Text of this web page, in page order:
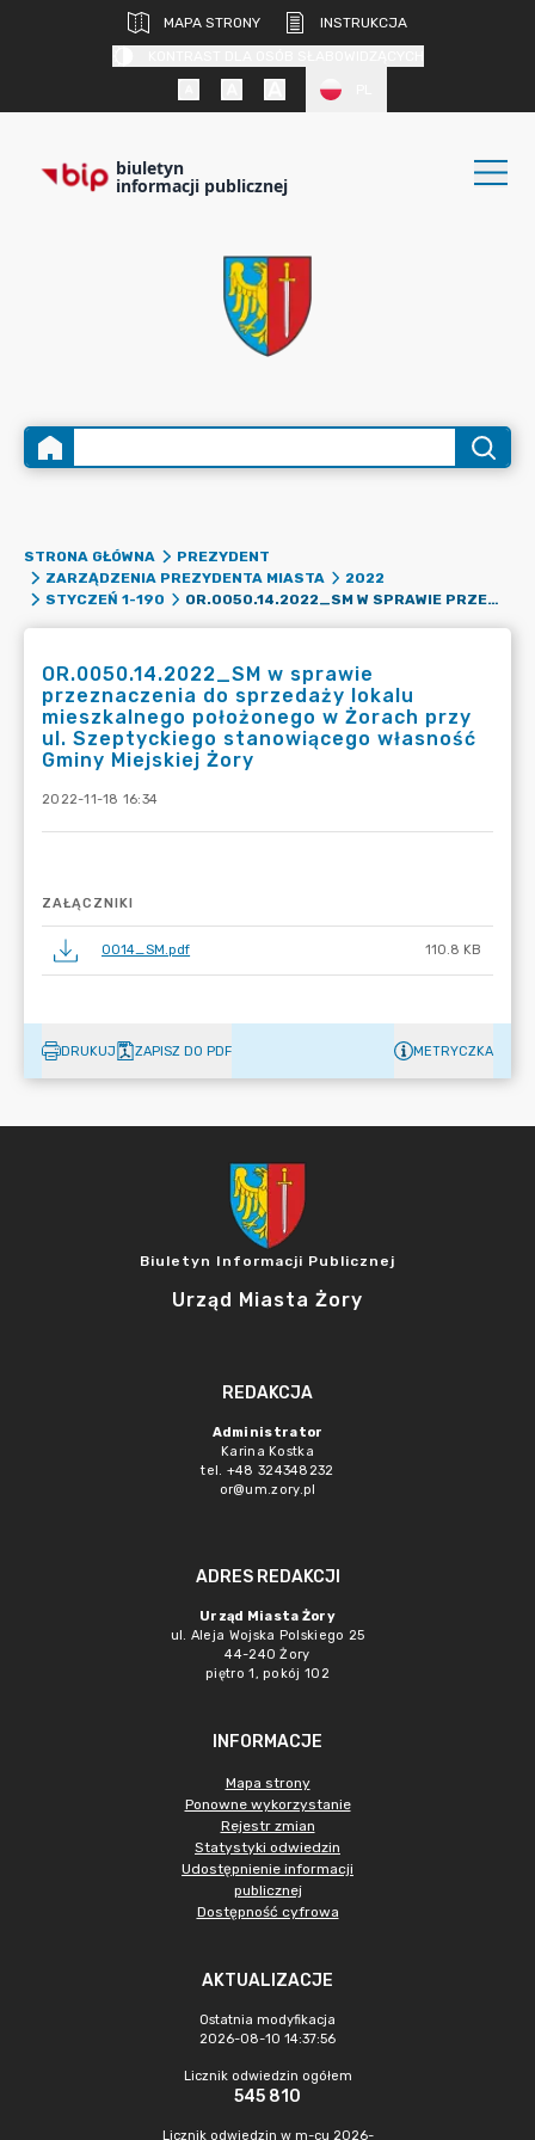
MAPA STRONY
INSTRUKCJA
biuletyn
informacji publicznej
STRONA GŁÓWNA
PREZYDENT
ZARZĄDZENIA PREZYDENTA MIASTA
2022
STYCZEŃ 1-190
OR.0050.14.2022_SM W SPRAWIE PRZEZNACZENIA DO SPRZEDAŻY LOKALU MIESZKALNEGO POŁOŻONEGO W ŻORACH PRZY UL. SZEPTYCKIEGO STANOWIĄCEGO WŁASNOŚĆ GMINY MIEJSKIEJ ŻORY
OR.0050.14.2022_SM w sprawie
przeznaczenia do sprzedaży lokalu
mieszkalnego położonego w Żorach przy
ul. Szeptyckiego stanowiącego własność
Gminy Miejskiej Żory
2022-11-18 16:34
ZAŁĄCZNIKI
0014_SM.pdf 110.8 KB
DRUKUJ ZAPISZ DO PDF METRYCZKA
Biuletyn Informacji Publicznej
Urząd Miasta Żory
REDAKCJA
Administrator
Karina Kostka
tel. +48 324348232
or@um.zory.pl
ADRES REDAKCJI
Urząd Miasta Żory
ul. Aleja Wojska Polskiego 25
44-240 Żory
piętro 1, pokój 102
INFORMACJE
Mapa strony
Ponowne wykorzystanie
Rejestr zmian
Statystyki odwiedzin
Udostępnienie informacji
publicznej
Dostępność cyfrowa
AKTUALIZACJE
Ostatnia modyfikacja
2026-08-10 14:37:56
Licznik odwiedzin ogółem
545 810
Licznik odwiedzin w m-cu 2026-